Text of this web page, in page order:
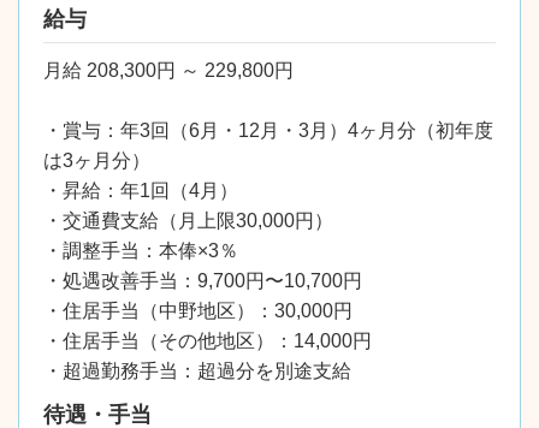
給与
月給 208,300円 ～ 229,800円
・賞与：年3回（6月・12月・3月）4ヶ月分（初年度
は3ヶ月分）
・昇給：年1回（4月）
・交通費支給（月上限30,000円）
・調整手当：本俸×3％
・処遇改善手当：9,700円〜10,700円
・住居手当（中野地区）：30,000円
・住居手当（その他地区）：14,000円
・超過勤務手当：超過分を別途支給
待遇・手当